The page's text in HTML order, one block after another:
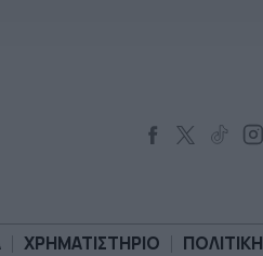
ΧΡΗΜΑΤΙΣΤΗΡΙΟ ΠΟΛΙΤΙΚΗ